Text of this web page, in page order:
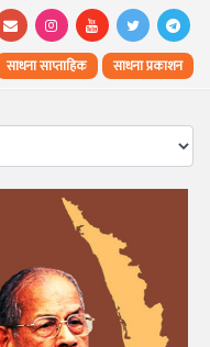
साधना साप्ताहिक साधना प्रकाशन